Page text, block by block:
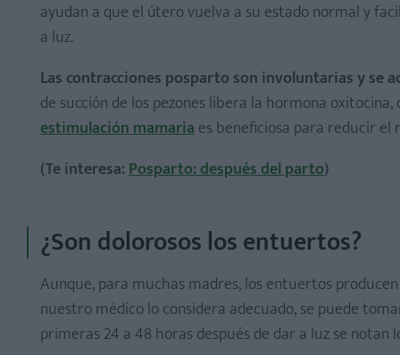
ayudan a que el útero vuelva a su estado normal y
a luz.
Las contracciones posparto son involuntarias y se
de succión de los pezones libera la hormona
estimulación mamariaes beneficiosa para reducir
(Te interesa:Posparto: después del parto)
¿Son dolorosos los entuertos?
Aunque, para muchas madres, los entuertos
nuestro médico lo considera adecuado, se puede
primeras 24 a 48 horas después de dar a luz se